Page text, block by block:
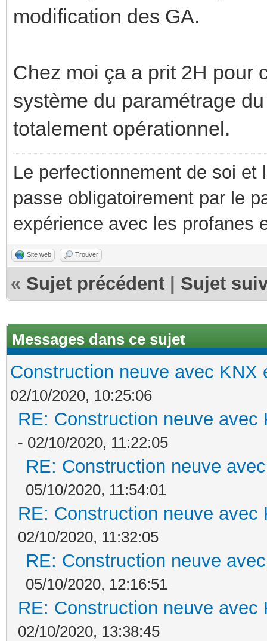
modification des GA.
Chez moi ça a prit 2H pour
système du paramétrage
totalement opérationnel.
Le perfectionnement de soi
passe obligatoirement par le
expérience avec les profanes
Site web Trouver
« Sujet précédent Sujet
Messages dans ce sujet
Construction neuve avec KNX
02/10/2020, 10:25:06
RE: Construction neuve avec
- 02/10/2020, 11:22:05
RE: Construction neuve
05/10/2020, 11:54:01
RE: Construction neuve avec
02/10/2020, 11:32:05
RE: Construction neuve
05/10/2020, 12:16:51
RE: Construction neuve avec
02/10/2020, 13:38:45